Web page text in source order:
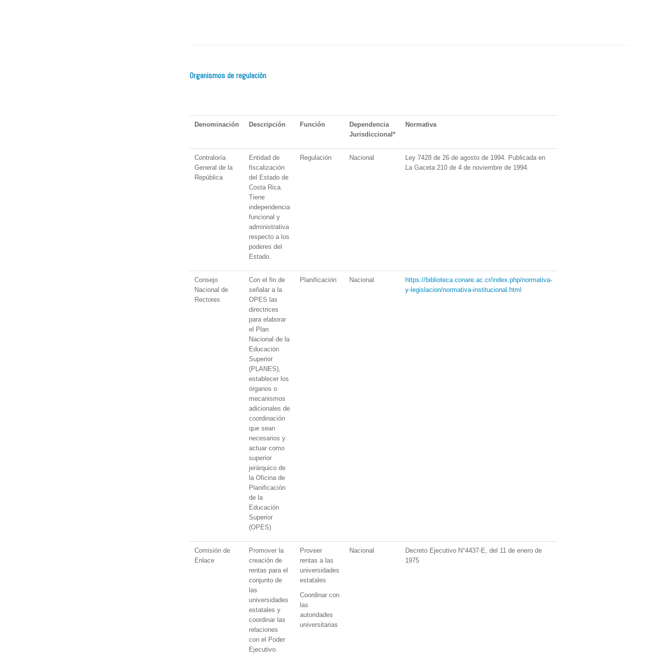
Organismos de regulación
Denominación Descripción Función
Dependencia
Jurisdiccional*
Normativa
Contraloría
General de la
República
Entidad de
fiscalización
del Estado de
Costa Rica.
Tiene
independencia
funcional y
administrativa
respecto a los
poderes del
Estado.
Regulación Nacional
Ley 7428 de 26 de agosto de 1994. Publicada en
La Gaceta 210 de 4 de noviembre de 1994.
Consejo
Nacional de
Rectores
Con el fin de
señalar a la
OPES las
directrices
para elaborar
el Plan
Nacional de la
Educación
Superior
(PLANES),
establecer los
órganos o
mecanismos
adicionales de
coordinación
que sean
necesarios y
actuar como
superior
jerárquico de
la Oficina de
Planificación
de la
Educación
Superior
(OPES)
Planificación Nacional
https://biblioteca.conare.ac.cr/index.php/normativa-
y-legislacion/normativa-institucional.html
Comisión de
Enlace
Promover la
creación de
rentas para el
conjunto de
las
universidades
estatales y
coordinar las
relaciones
con el Poder
Ejecutivo.
Proveer
rentas a las
universidades
estatales
Coordinar con
las
autoridades
universitarias
Nacional
Decreto Ejecutivo N°4437-E, del 11 de enero de
1975